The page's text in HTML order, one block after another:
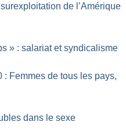
de l’Amérique
» : salariat et syndicalisme
: Femmes de tous les pays,
dans le sexe